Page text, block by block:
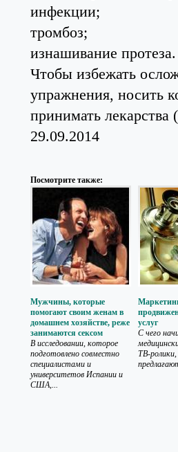
инфекции;
тромбоз;
изнашивание протеза.
Чтобы избежать
упражнения, носить
принимать
29.09.2014
Посмотрите также:
Мужчины, которые
помогают своим женам в
домашнем хозяйстве, реже
занимаются сексом
В исследовании, которое
подготовлено совместно
специалистами и
университетов Испании и
США,...
услуг
С чего
ТВ-